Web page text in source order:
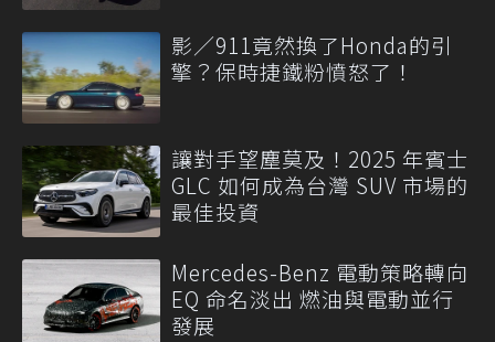
影／911竟然換了Honda的引
擎？保時捷鐵粉憤怒了！
讓對手望塵莫及！2025 年賓士
GLC 如何成為台灣 SUV 市場的
最佳投資
Mercedes-Benz 電動策略轉向
EQ 命名淡出 燃油與電動並行
發展